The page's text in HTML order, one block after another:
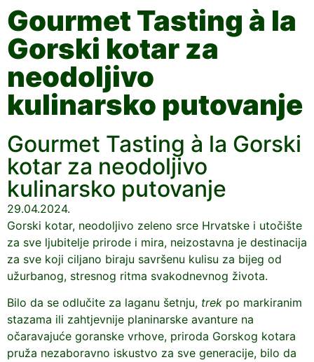
Gourmet Tasting à la
Gorski kotar za
neodoljivo
kulinarsko putovanje
Gourmet Tasting à la Gorski
kotar za neodoljivo
kulinarsko putovanje
29.04.2024.
Gorski kotar, neodoljivo zeleno srce Hrvatske i utočište
za sve ljubitelje prirode i mira, neizostavna je destinacija
za sve koji ciljano biraju savršenu kulisu za bijeg od
užurbanog, stresnog ritma svakodnevnog života.
Bilo da se odlučite za laganu šetnju, trek po markiranim
stazama ili zahtjevnije planinarske avanture na
očaravajuće goranske vrhove, priroda Gorskog kotara
pruža nezaboravno iskustvo za sve generacije, bilo da